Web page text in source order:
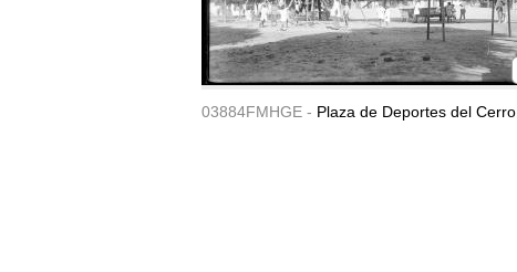
03884FMHGE - Plaza de Deportes del Cerro.